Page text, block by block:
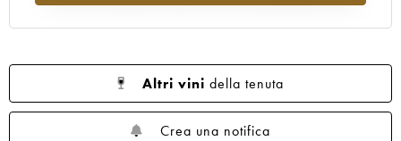
1957
1956 1955 1953
1952
1951
1950 1949 1948
1947
1945 1943 1942
1937
Altri vini della tenuta
Crea una notifica